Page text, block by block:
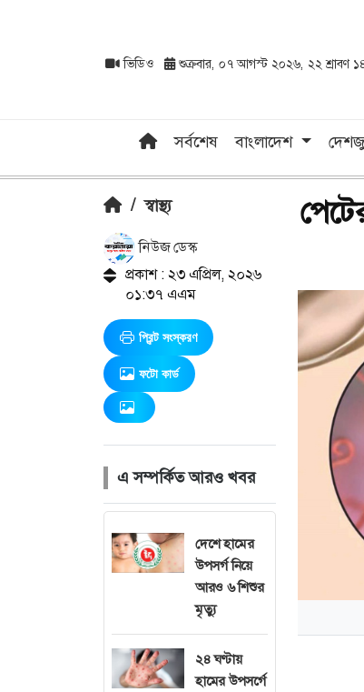
ভিডিও শুক্রবার, ০৭ আগস্ট ২০২৬, ২২ শ্রাবণ
সর্বশেষ বাংলাদেশ
/ স্বাস্থ্য
নিউজ ডেস্ক
প্রকাশ : ২৩ এপ্রিল, ২০২৬
০১:৩৭ এএম
প্রিন্ট সংস্করণ
ফটো কার্ড
এ সম্পর্কিত আরও খবর
দেশে হামের
উপসর্গ নিয়ে
আরও ৬ শিশুর
মৃত্যু
২৪ ঘণ্টায়
হামের উপসর্গে